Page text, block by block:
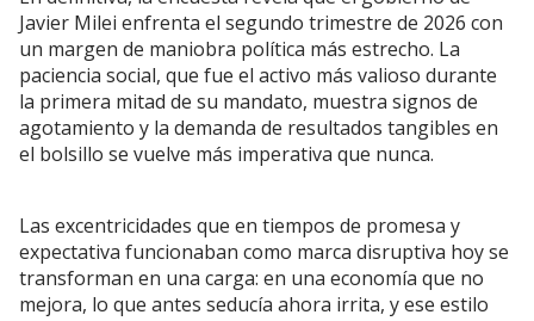
Javier Milei enfrenta el segundo trimestre de 2026 con
un margen de maniobra política más estrecho. La
paciencia social, que fue el activo más valioso durante
la primera mitad de su mandato, muestra signos de
agotamiento y la demanda de resultados tangibles en
el bolsillo se vuelve más imperativa que nunca.
Las excentricidades que en tiempos de promesa y
expectativa funcionaban como marca disruptiva hoy se
transforman en una carga: en una economía que no
mejora, lo que antes seducía ahora irrita, y ese estilo